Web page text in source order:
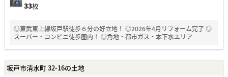
33枚
◎東武東上線坂戸駅徒歩６分の好立地！ ◎2026年4月リフォーム完了 ◎
スーパー・コンビニ徒歩圏内！ ◎角地・都市ガス・本下水エリア
坂戸市清水町 32-16の土地